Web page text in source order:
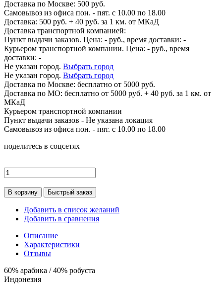
Доставка по Москве: 500 руб.
Самовывоз из офиса пон. - пят. с 10.00 по 18.00
Доставка: 500 руб. + 40 руб. за 1 км. от МКаД
Доставка транспортной компанией:
Пункт выдачи заказов. Цена: - руб., время доставки: -
Курьером транспортной компании. Цена: - руб., время
доставки: -
Не указан город. Выбрать город
Не указан город. Выбрать город
Доставка по Москве: бесплатно от 5000 руб.
Доставка по МО: бесплатно от 5000 руб. + 40 руб. за 1 км. от
МКаД
Курьером транспортной компании
Пункт выдачи заказов - Не указана локация
Самовывоз из офиса пон. - пят. с 10.00 по 18.00
поделитесь в соцсетях
В корзину Быстрый заказ
Добавить в список желаний
Добавить в сравнения
Описание
Характеристики
Отзывы
60% арабика / 40% робуста
Индонезия